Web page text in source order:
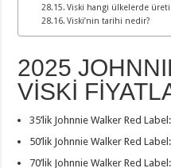
Viski hangi ülkelerde
Viski’nin tarihi nedir?
2025
VİSKİ
35’lik Johnnie Walker Red
50’lik Johnnie Walker Red
70’lik Johnnie Walker Red